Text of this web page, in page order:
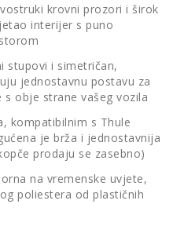
krovni prozori i širok
interijer s puno
stupovi i simetričan,
jednostavnu postavu za
obje strane vašeg vozila
kompatibilnim s Thule
je brža i jednostavnija
prodaju se zasebno)
na vremenske uvjete,
poliestera od plastičnih